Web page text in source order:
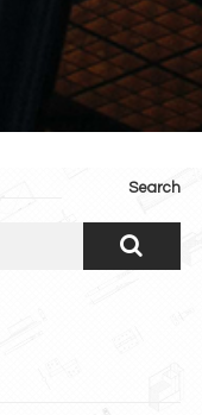
Search